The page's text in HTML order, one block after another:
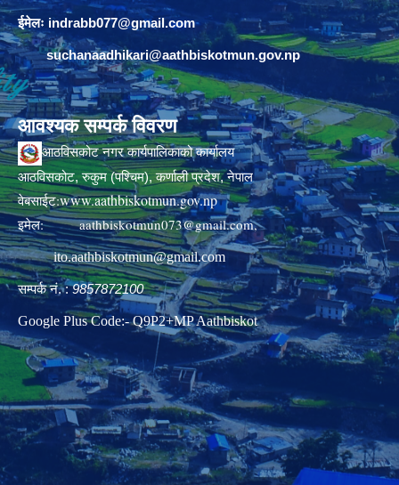
ईमेलः indrabb077@gmail.com
suchanaadhikari@aathbiskotmun.gov.np
आवश्यक सम्पर्क विवरण
आठविसकोट नगर कार्यपालिकाको कार्यालय
आठविसकोट, रुकुम (पश्चिम), कर्णाली प्रदेश, नेपाल
वेबसाईट:www.aathbiskotmun.gov.np
इमेल:aathbiskotmun073@gmail.com,
ito.aathbiskotmun@gmail.com
सम्पर्क नं. :9857872100
Google Plus Code:- Q9P2+MP Aathbiskot